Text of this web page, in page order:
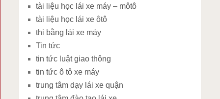
tài liệu học lái xe máy – môtô
tài liệu học lái xe ôtô
thi bằng lái xe máy
Tin tức
tin tức luật giao thông
tin tức ô tô xe máy
trung tâm dạy lái xe quận